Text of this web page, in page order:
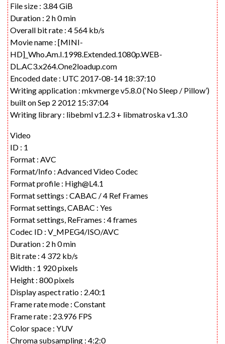
File size : 3.84 GiB
Duration : 2 h 0 min
Overall bit rate : 4 564 kb/s
Movie name : [MINI-
HD]_Who.Am.I.1998.Extended.1080p.WEB-
DL.AC3.x264.One2loadup.com
Encoded date : UTC 2017-08-14 18:37:10
Writing application : mkvmerge v5.8.0 (‘No Sleep / Pillow’)
built on Sep 2 2012 15:37:04
Writing library : libebml v1.2.3 + libmatroska v1.3.0
Video
ID : 1
Format : AVC
Format/Info : Advanced Video Codec
Format profile : High@L4.1
Format settings : CABAC / 4 Ref Frames
Format settings, CABAC : Yes
Format settings, ReFrames : 4 frames
Codec ID : V_MPEG4/ISO/AVC
Duration : 2 h 0 min
Bit rate : 4 372 kb/s
Width : 1 920 pixels
Height : 800 pixels
Display aspect ratio : 2.40:1
Frame rate mode : Constant
Frame rate : 23.976 FPS
Color space : YUV
Chroma subsampling : 4:2:0